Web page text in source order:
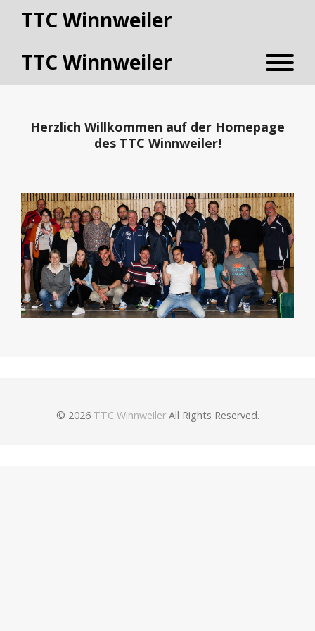
TTC Winnweiler
TTC Winnweiler
Herzlich Willkommen auf der Homepage
des TTC Winnweiler!
© 2026 TTC WinnweilerAll Rights Reserved.